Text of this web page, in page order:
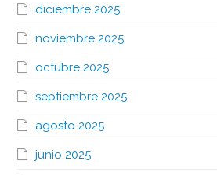
diciembre 2025
noviembre 2025
octubre 2025
septiembre 2025
agosto 2025
junio 2025